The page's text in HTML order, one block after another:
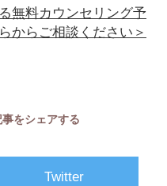
無料カウンセリング予
からご相談ください＞
事をシェアする
Twitter